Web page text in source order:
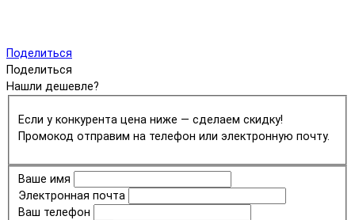
Поделиться
Поделиться
Нашли дешевле?
Если у конкурента цена ниже — сделаем скидку!
Промокод отправим на телефон или электронную почту.
Ваше имя
Электронная почта
Ваш телефон